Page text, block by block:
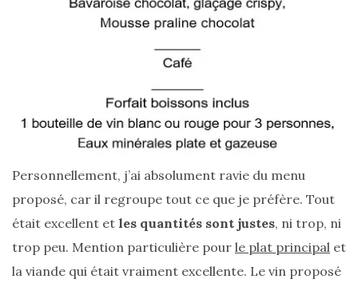
Personnellement, j’ai absolument ravie du menu
proposé, car il regroupe tout ce que je préfère. Tout
était excellent et les quantités sont justes, ni trop, ni
trop peu. Mention particulière pour le plat principal et
la viande qui était vraiment excellente. Le vin proposé